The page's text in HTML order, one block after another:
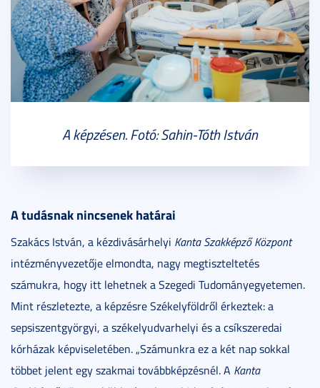
A képzésen. Fotó: Sahin-Tóth István
A tudásnak nincsenek határai
Szakács István, a kézdivásárhelyi Kanta Szakképző Központ
intézményvezetője elmondta, nagy megtiszteltetés
számukra, hogy itt lehetnek a Szegedi Tudományegyetemen.
Mint részletezte, a képzésre Székelyföldről érkeztek: a
sepsiszentgyörgyi, a székelyudvarhelyi és a csíkszeredai
kórházak képviseletében. „Számunkra ez a két nap sokkal
többet jelent egy szakmai továbbképzésnél. A Kanta